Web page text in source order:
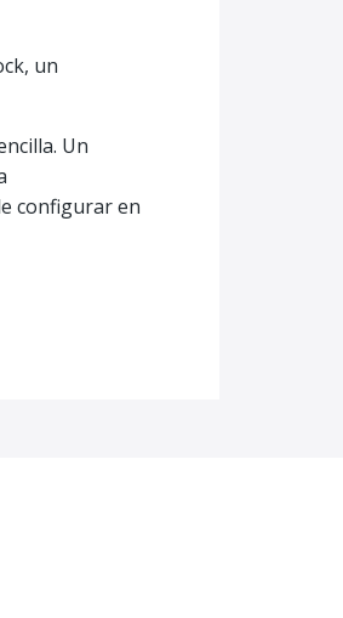
un
Un
configurar en